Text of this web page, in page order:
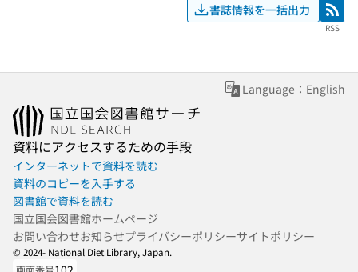
書誌情報を一括出力 RSS
RSS
Language：English
資料にアクセスするための手段
インターネットで資料を読む
資料のコピーを入手する
図書館で資料を読む
国立国会図書館ホームページ
お問い合わせお知らせプライバシーポリシーサイトポリシー
© 2024- National Diet Library, Japan.
画面番号